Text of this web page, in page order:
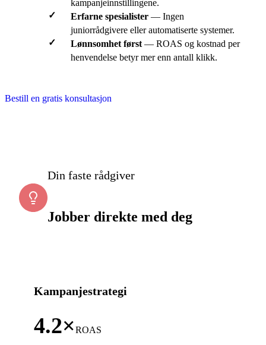
kampanjeinnstillingene.
✓
Erfarne spesialister — Ingen
juniorrådgivere eller automatiserte systemer.
✓
Lønnsomhet først — ROAS og kostnad per
henvendelse betyr mer enn antall klikk.
Bestill en gratis konsultasjon
Din faste rådgiver
Jobber direkte med deg
Kampanjestrategi
4.2×ROAS